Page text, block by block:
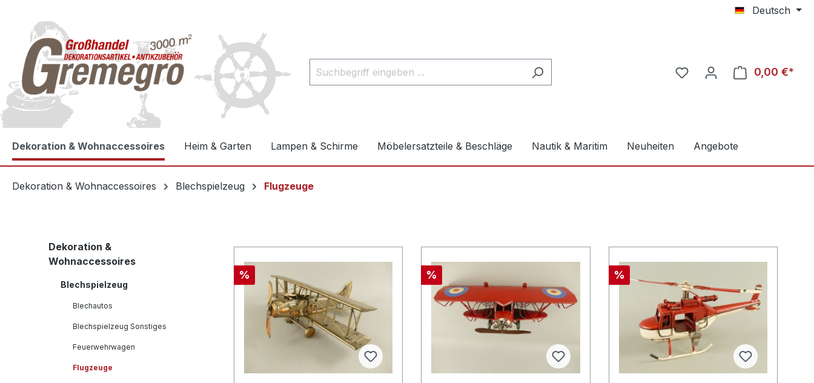
Deutsch
0,00 €*
Dekoration & Wohnaccessoires Heim & Garten Lampen & Schirme Möbelersatzteile & Beschläge Nautik & Maritim Neuheiten Angebote
Dekoration & Wohnaccessoires Blechspielzeug Flugzeuge
Dekoration &
Wohnaccessoires
Blechspielzeug
Blechautos
Blechspielzeug Sonstiges
Feuerwehrwagen
Flugzeuge
% % %